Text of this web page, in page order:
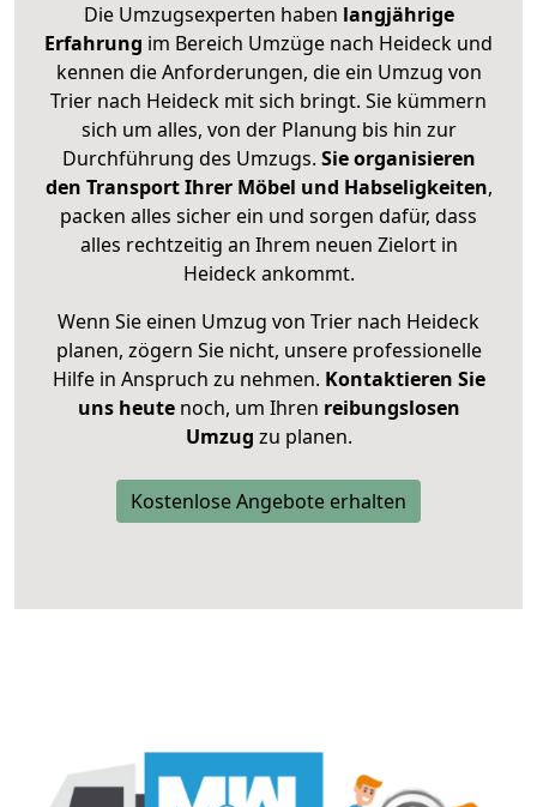
Die Umzugsexperten haben langjährige
Erfahrung im Bereich Umzüge nach Heideck und
kennen die Anforderungen, die ein Umzug von
Trier nach Heideck mit sich bringt. Sie kümmern
sich um alles, von der Planung bis hin zur
Durchführung des Umzugs. Sie organisieren
den Transport Ihrer Möbel und Habseligkeiten,
packen alles sicher ein und sorgen dafür, dass
alles rechtzeitig an Ihrem neuen Zielort in
Heideck ankommt.
Wenn Sie einen Umzug von Trier nach Heideck
planen, zögern Sie nicht, unsere professionelle
Hilfe in Anspruch zu nehmen. Kontaktieren Sie
uns heutenoch, um Ihren reibungslosen
Umzug zu planen.
Kostenlose Angebote erhalten